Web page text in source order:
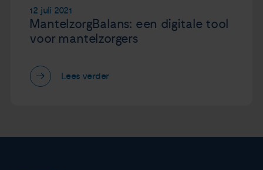
12 juli 2021
MantelzorgBalans: een digitale tool
voor mantelzorgers
Lees verder